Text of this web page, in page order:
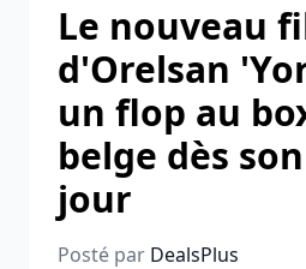
Le nouveau
d'Orelsan
un flop au
belge dès
jour
Posté par DealsPlus